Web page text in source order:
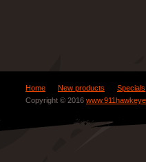
Home New products
Specials
Copyright © 2016